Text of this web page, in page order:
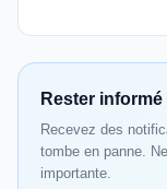
Rester
Recevez des
tombe en panne.
importante.